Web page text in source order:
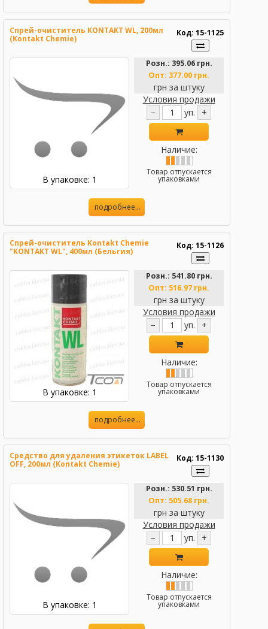
Спрей-очиститель KONTAKT WL, 200мл
(Kontakt Chemie)
Код: 15-1125
В упаковке: 1
Розн.: 395.06 грн.
Опт: 377.00 грн.
грн за штуку
Условия продажи
−
уп. +
Наличие:
Товар отпускается
упаковками
подробнее...
Спрей-очиститель Kontakt Chemie
"KONTAKT WL", 400мл (Бельгия)
Код: 15-1126
В упаковке: 1
Розн.: 541.80 грн.
Опт: 516.97 грн.
грн за штуку
Условия продажи
−
уп. +
Наличие:
Товар отпускается
упаковками
подробнее...
Средство для удаления этикеток LABEL
OFF, 200мл (Kontakt Chemie)
Код: 15-1130
В упаковке: 1
Розн.: 530.51 грн.
Опт: 505.68 грн.
грн за штуку
Условия продажи
−
уп. +
Наличие:
Товар отпускается
упаковками